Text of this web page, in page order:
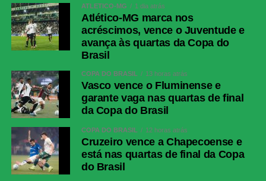
ESCALAÇÕES ESPANHA ARGENTINA
SELEÇÕES
Unai Simón; Pedro
Porro, Cubarsí,
García) e Cucurella;
Rodri (Zubimendi),
Fabián Ruiz (Pedri)
e Dani Olmo
(Merino); Lamine
Yamal, Álex Baena
(Nico Williams) e
Oyarzabal (Ferrán
Dibu Martínez; Montiel
(Molina), Cuti Romero
Martínez (Otamendi) e
Tagliafico; Enzo
Fernández, Mac
Allister, De Paul
(Simeone) e Messi;
Nico González
(Paredes) e Julián
ATLÉTICO-MG 1 dia atrás
Atlético-MG marca nos
acréscimos, vence o Juventude e
avança às quartas da Copa do
Brasil
COPA DO BRASIL 13 horas atrás
Vasco vence o Fluminense e
garante vaga nas quartas de final
da Copa do Brasil
COPA DO BRASIL 12 horas atrás
Cruzeiro vence a Chapecoense e
está nas quartas de final da Copa
do Brasil